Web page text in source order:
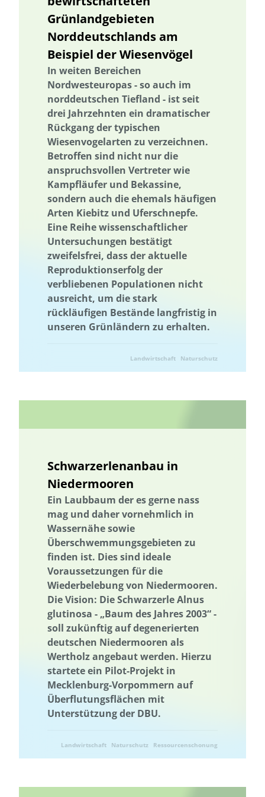
Naturschutzmanagement
Netzwerkbildung
Netz-werkbildung Netzausbau Netzwerk Netzwerkbildung
Niedersachsen Nitratbelastung Nitratbelastung
Nordrhein Westfalen Ernährung Ökosystemleistungen
Optimierung von Kreislaufschließung und Recyclingmöglichkeiten
Optimierung von Kreislaufschließung und Recyclingmöglichkeiten
biologischer Landbau Ostsee Gesamtenergiesystem
Partizipation Participatory Design
Participatory Design Partizipati-on Partizipation
Pflanzenkohle Planertary Health Planetare Gesundheit
Planetare Grenzen Planetary Health
Planetary Health Planetary Health Diet
Plattform Plattform Plus-Energie-Quartiere
Plus-Energie-Quartiere Politische Bildung
Postkonflikt-Landschaftsentwicklung
Primärenergieverbrauch
Regionale Wertschöpfung Regionale Wertschöpfung
Regionalität Regionalität Erneuerbare Energien
Resilienz Ressourcenschonung Ressourceneffizienz
Ressourcenbewirtschaftung Ressourcennutzung
Ressourcenbewirtschaftung Ressourceneffizienz
Ressourcennutzung Ressourcenschonung
Saarland
Saisonalität Schleswig-Holstein Schutz der Biodiversität
Schutz national wertvoller Kulturgüter Saisonalität Start-up
Stipendienprogramm Storytelling Storytelling
Strategie zur Sicherung und Bewahrung
Strategie zur Sicherung und Bewahrung Nachhaltigkeit
Nachhaltigkeitsbildung Nachhaltigkeitskompetenzen
Nachhaltigkeitskom-petenzen
Nachhaltige Quartiersentwicklung Nachhaltige Ernährung
Grünlandgebieten
Norddeutschlands am
Beispiel der Wiesenvögel
In weiten Bereichen
Nordwesteuropas - so auch im
norddeutschen Tiefland - ist seit
drei Jahrzehnten ein dramatischer
Rückgang der typischen
Wiesenvogelarten zu verzeichnen.
Betroffen sind nicht nur die
anspruchsvollen Vertreter wie
Kampfläufer und Bekassine,
sondern auch die ehemals häufigen
Arten Kiebitz und Uferschnepfe.
Eine Reihe wissenschaftlicher
Untersuchungen bestätigt
zweifelsfrei, dass der aktuelle
Reproduktionserfolg der
verbliebenen Populationen nicht
ausreicht, um die stark
rückläufigen Bestände langfristig in
unseren Grünländern zu erhalten.
Landwirtschaft Naturschutz
Schwarzerlenanbau in
Niedermooren
Ein Laubbaum der es gerne nass
mag und daher vornehmlich in
Wassernähe sowie
Überschwemmungsgebieten zu
finden ist. Dies sind ideale
Voraussetzungen für die
Wiederbelebung von Niedermooren.
Die Vision: Die Schwarzerle Alnus
glutinosa - „Baum des Jahres 2003“ -
soll zukünftig auf degenerierten
deutschen Niedermooren als
Wertholz angebaut werden. Hierzu
startete ein Pilot-Projekt in
Mecklenburg-Vorpommern auf
Überflutungsflächen mit
Unterstützung der DBU.
Landwirtschaft Naturschutz Ressourcenschonung